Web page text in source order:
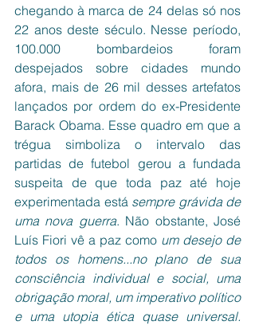
chegando à marca de 24 delas só nos
22 anos deste século. Nesse período,
100.000 bombardeios foram
despejados sobre cidades mundo
afora, mais de 26 mil desses artefatos
lançados por ordem do ex-Presidente
Barack Obama. Esse quadro em que a
trégua simboliza o intervalo das
partidas de futebol gerou a fundada
suspeita de que toda paz até hoje
experimentada está sempre grávida de
uma nova guerra. Não obstante, José
Luís Fiori vê a paz como um desejo de
todos os homens...no plano de sua
consciência individual e social, uma
obrigação moral, um imperativo político